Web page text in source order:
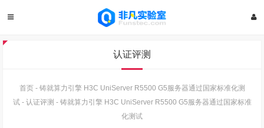
认证评测
首页- 铸就算力引擎 H3C UniServer R5500 G5服务器通过国家标准化测
试- 认证评测 - 铸就算力引擎 H3C UniServer R5500 G5服务器通过国家标准
化测试